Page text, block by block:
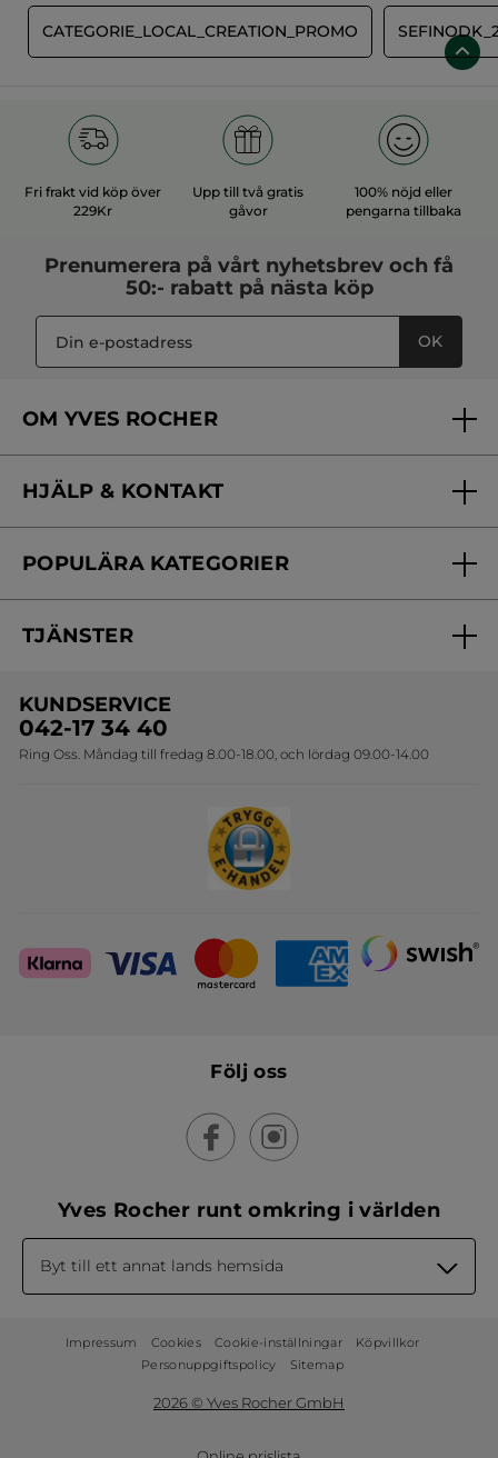
CATEGORIE_LOCAL_CREATION_PROMO
Fri frakt vid köp över
229Kr
Upp till två gratis
gåvor
100% nöjd eller
pengarna tillbaka
Prenumerera på vårt nyhetsbrev och få
50:- rabatt på nästa köp
OK
OM YVES ROCHER
Vårt engagemang
Skönhetstips
HJÄLP & KONTAKT
Kontakta oss
Online prislista
POPULÄRA KATEGORIER
Erbjudanden
Travelsize
Sets
TJÄNSTER
Onlineprislista för postorder
KUNDSERVICE
042-17 34 40
Ring Oss. Måndag till fredag 8.00-18.00, och lördag 09.00-14.00
Följ oss
Yves Rocher runt omkring i världen
Byt till ett annat lands hemsida
Impressum Cookies Cookie-inställningar
Köpvillkor
Personuppgiftspolicy
Sitemap
2026 © Yves Rocher GmbH